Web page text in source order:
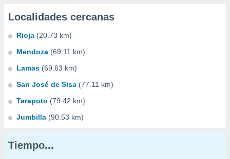
Localidades cercanas
Rioja (20.73 km)
Mendoza (69.11 km)
Lamas (69.63 km)
San José de Sisa (77.11 km)
Tarapoto (79.42 km)
Jumbilla (90.53 km)
Tiempo...